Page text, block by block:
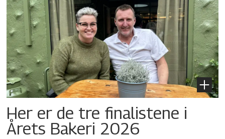
Her er de tre finalistene i
Årets Bakeri 2026